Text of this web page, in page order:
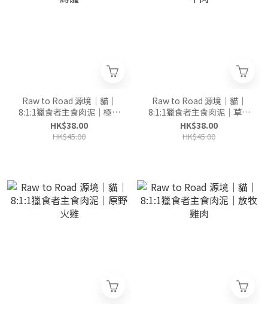
Raw to Road 源境｜貓｜
8:1:1獵食者主食肉泥｜極海
鱘龍
HK$38.00
HK$45.00
Raw to Road 源境｜貓｜
8:1:1獵食者主食肉泥｜草牧
牛肉
HK$38.00
HK$45.00